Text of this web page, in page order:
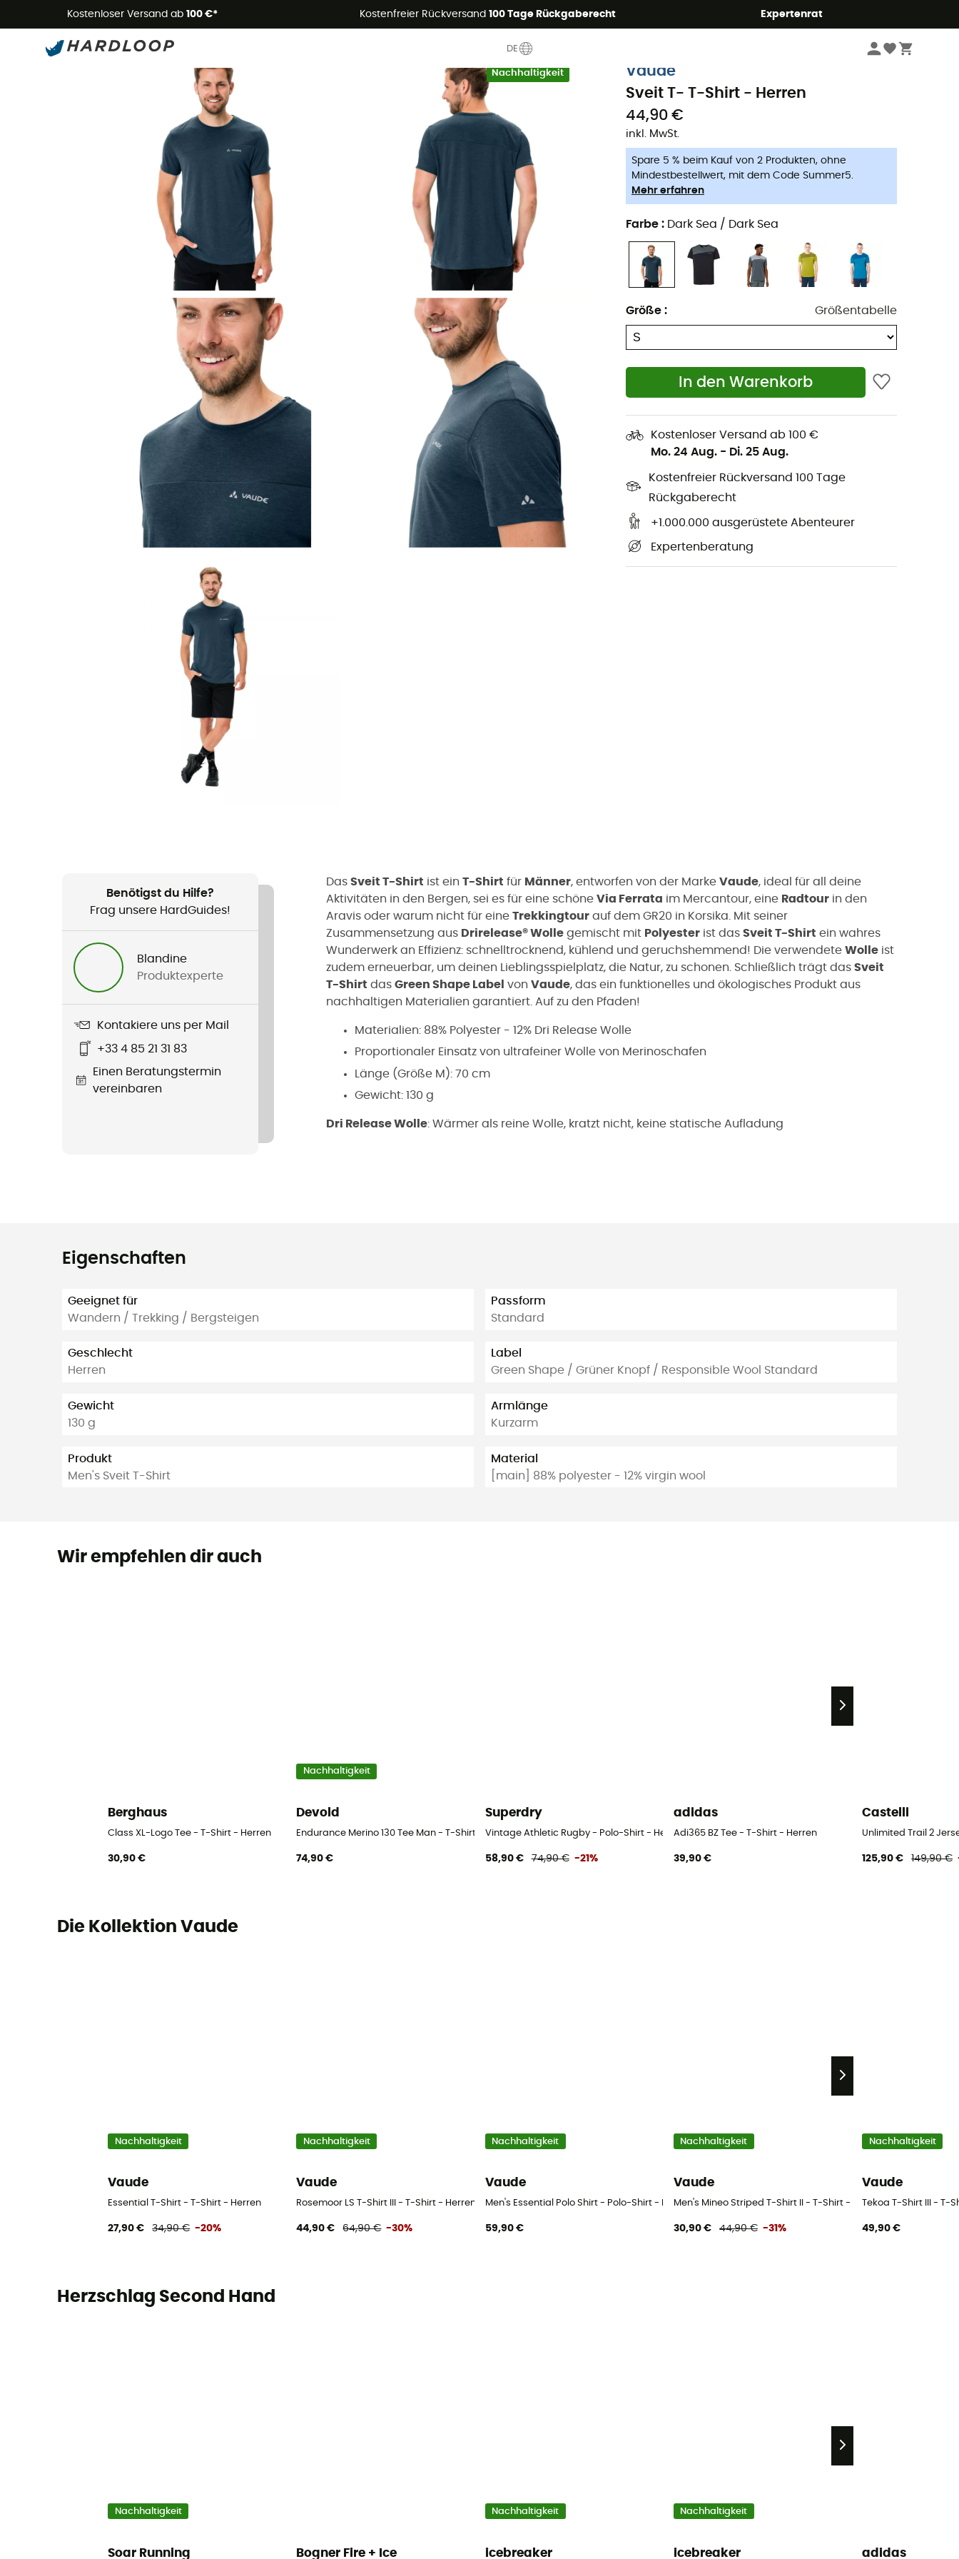
Kostenloser Versand ab 100 €* Kostenfreier Rückversand 100 Tage Rückgaberecht Expertenrat
DE
Sommerangebote🔥 -5% EXTRA ab 2 Produkten* Code Summer5
-5% Extra - Code Summer5
Nachhaltigkeit
Outdoor T-Shirts - Herren
Vaude
Sveit T- T-Shirt - Herren
44,90 €
inkl. MwSt.
Spare 5 % beim Kauf von 2 Produkten, ohne
Mindestbestellwert, mit dem Code Summer5.
Mehr erfahren
Farbe : Dark Sea / Dark Sea
Größe : Größentabelle
In den Warenkorb
Kostenloser Versand ab 100 €
Mo. 24 Aug. - Di. 25 Aug.
Kostenfreier Rückversand 100 Tage
Rückgaberecht
+1.000.000 ausgerüstete Abenteurer
Expertenberatung
Benötigst du Hilfe?
Frag unsere HardGuides!
Blandine
Produktexperte
Kontakiere uns per Mail
+33 4 85 21 31 83
Einen Beratungstermin
vereinbaren
Das Sveit T-Shirt ist ein T-Shirt für Männer, entworfen von der Marke Vaude, ideal für all deine
Aktivitäten in den Bergen, sei es für eine schöne Via Ferrata im Mercantour, eine Radtour in den
Aravis oder warum nicht für eine Trekkingtour auf dem GR20 in Korsika. Mit seiner
Zusammensetzung aus Drirelease® Wolle gemischt mit Polyester ist das Sveit T-Shirt ein wahres
Wunderwerk an Effizienz: schnelltrocknend, kühlend und geruchshemmend! Die verwendete Wolle ist
zudem erneuerbar, um deinen Lieblingsspielplatz, die Natur, zu schonen. Schließlich trägt das Sveit
T-Shirt das Green Shape Label von Vaude, das ein funktionelles und ökologisches Produkt aus
nachhaltigen Materialien garantiert. Auf zu den Pfaden!
Materialien: 88% Polyester - 12% Dri Release Wolle
Proportionaler Einsatz von ultrafeiner Wolle von Merinoschafen
Länge (Größe M): 70 cm
Gewicht: 130 g
Dri Release Wolle: Wärmer als reine Wolle, kratzt nicht, keine statische Aufladung
Eigenschaften
Geeignet für
Wandern / Trekking / Bergsteigen
Geschlecht
Herren
Gewicht
130 g
Produkt
Men's Sveit T-Shirt
Passform
Standard
Label
Green Shape / Grüner Knopf / Responsible Wool Standard
Armlänge
Kurzarm
Material
[main] 88% polyester - 12% virgin wool
Wir empfehlen dir auch
Berghaus
Class XL-Logo Tee - T-Shirt - Herren
30,90 €
Nachhaltigkeit
Devold
Endurance Merino 130 Tee Man - T-Shirt - Herren
74,90 €
Superdry
Vintage Athletic Rugby - Polo-Shirt - Herren
58,90 € 74,90 € -21%
adidas
Adi365 BZ Tee - T-Shirt - Herren
39,90 €
Castelli
Unlimited Trail 2
125,90 € 149,90 €
Die Kollektion Vaude
Nachhaltigkeit
Vaude
Essential T-Shirt - T-Shirt - Herren
27,90 € 34,90 € -20%
Nachhaltigkeit
Vaude
Rosemoor LS T-Shirt III - T-Shirt - Herren
44,90 € 64,90 € -30%
Nachhaltigkeit
Vaude
Men's Essential Polo Shirt - Polo-Shirt - Herren
59,90 €
Nachhaltigkeit
Vaude
Men's Mineo Striped T-Shirt II - T-Shirt - Herren
30,90 € 44,90 € -31%
Nachhaltigkeit
Vaude
Tekoa T-Shirt III - T-
49,90 €
Herzschlag Second Hand
Nachhaltigkeit
Soar Running Bogner Fire + Ice
Nachhaltigkeit
icebreaker
Nachhaltigkeit
icebreaker adidas